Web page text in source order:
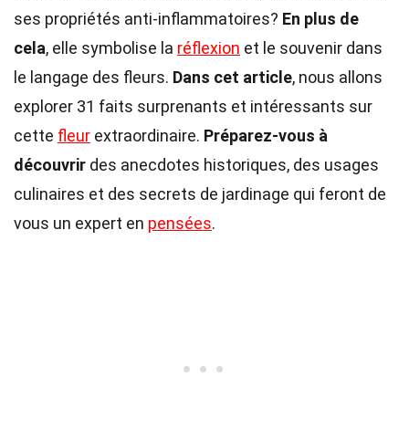
ses propriétés anti-inflammatoires? En plus de
cela, elle symbolise la réflexion et le souvenir dans
le langage des fleurs. Dans cet article, nous allons
explorer 31 faits surprenants et intéressants sur
cette fleur extraordinaire. Préparez-vous à
découvrir des anecdotes historiques, des usages
culinaires et des secrets de jardinage qui feront de
vous un expert en pensées.